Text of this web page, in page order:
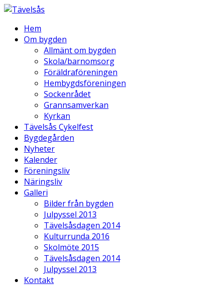
Hem
Om bygden
Allmänt om bygden
Skola/barnomsorg
Föräldraföreningen
Hembygdsföreningen
Sockenrådet
Grannsamverkan
Kyrkan
Tävelsås Cykelfest
Bygdegården
Nyheter
Kalender
Föreningsliv
Näringsliv
Galleri
Bilder från bygden
Julpyssel 2013
Tävelsåsdagen 2014
Kulturrunda 2016
Skolmöte 2015
Tävelsåsdagen 2014
Julpyssel 2013
Kontakt